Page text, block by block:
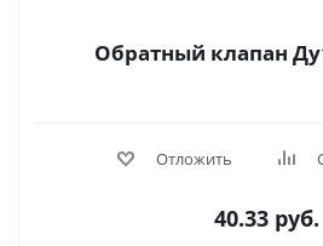
Обратный клапан
Отложить
40.33 руб.